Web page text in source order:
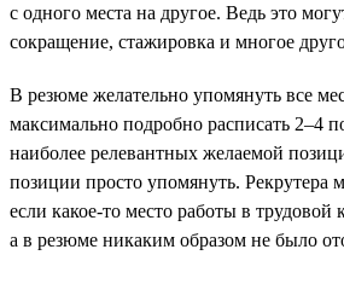
с одного места на другое. Ведь это
сокращение, стажировка и многое
В резюме желательно упомянуть все
максимально подробно расписать 2–4
наиболее релевантных желаемой
позиции просто упомянуть. Рекрутера
если какое-то место работы в трудовой
а в резюме никаким образом не было